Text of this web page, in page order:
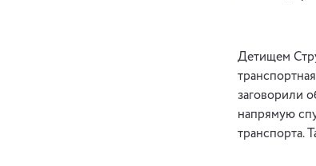
Детищем
заговорили
напрямую
транспорта.